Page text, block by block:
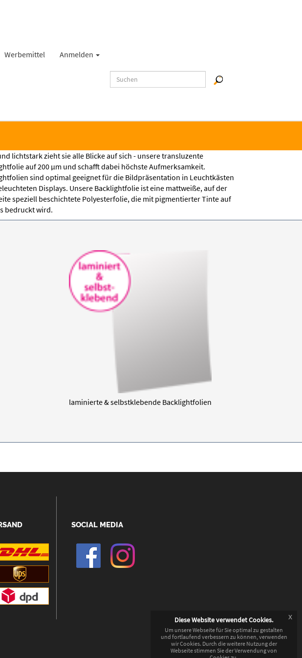
Werbemittel Anmelden
lichtstark zieht sie alle Blicke auf sich - unsere transluzente
auf 200 µm und schafft dabei höchste Aufmerksamkeit.
sind optimal geeignet für die Bildpräsentation in Leuchtkästen
Displays. Unsere Backlightfolie ist eine mattweiße, auf der
speziell beschichtete Polyesterfolie, die mit pigmentierter Tinte auf
bedruckt wird.
laminierte & selbstklebende Backlightfolien
SOCIAL MEDIA
Diese Website verwendet Cookies.
Um unsere Webseite für Sie optimal zu gestalten
und fortlaufend verbessern zu können, verwenden
wir Cookies. Durch die weitere Nutzung der
Webseite stimmen Sie der Verwendung von
x